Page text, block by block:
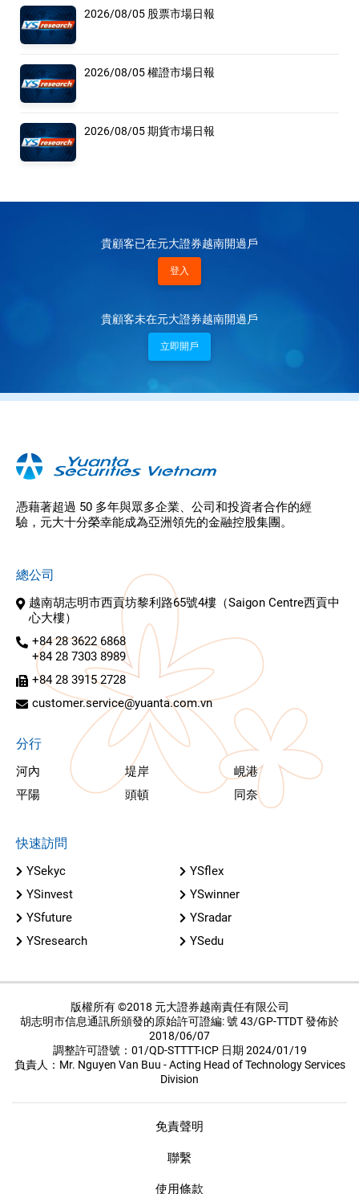
2026/08/05 股票市場日報
2026/08/05 權證市場日報
2026/08/05 期貨市場日報
貴顧客已在元大證券越南開過戶
登入
貴顧客未在元大證券越南開過戶
立即開戶
憑藉著超過 50 多年與眾多企業、公司和投資者合作的經
驗，元大十分榮幸能成為亞洲領先的金融控股集團。
總公司
越南胡志明市西貢坊黎利路65號4樓（Saigon Centre西貢中
心大樓）
+84 28 3622 6868
+84 28 7303 8989
+84 28 3915 2728
customer.service@yuanta.com.vn
分行
河內 堤岸
峴港
平陽
頭頓 同奈
快速訪問
YSekyc
YSflex
YSinvest
YSwinner
YSfuture
YSradar
YSresearch
YSedu
版權所有 ©2018 元大證券越南責任有限公司
胡志明市信息通訊所頒發的原始許可證編: 號 43/GP-TTDT 發佈於
2018/06/07
調整許可證號：01/QD-STTTT-ICP 日期 2024/01/19
負責人：Mr. Nguyen Van Buu - Acting Head of Technology Services
Division
免責聲明
聯繫
使用條款